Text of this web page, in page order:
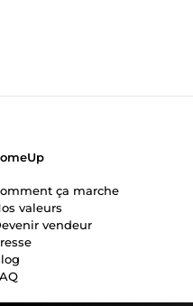
ça marche
valeurs
vendeur